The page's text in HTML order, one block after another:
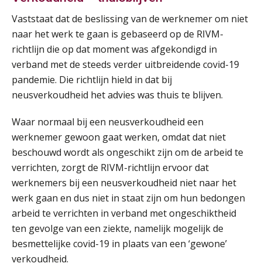
Vaststaat dat de beslissing van de werknemer om niet
naar het werk te gaan is gebaseerd op de RIVM-
richtlijn die op dat moment was afgekondigd in
verband met de steeds verder uitbreidende covid-19
pandemie. Die richtlijn hield in dat bij
neusverkoudheid het advies was thuis te blijven.
Waar normaal bij een neusverkoudheid een
werknemer gewoon gaat werken, omdat dat niet
beschouwd wordt als ongeschikt zijn om de arbeid te
verrichten, zorgt de RIVM-richtlijn ervoor dat
werknemers bij een neusverkoudheid niet naar het
werk gaan en dus niet in staat zijn om hun bedongen
arbeid te verrichten in verband met ongeschiktheid
ten gevolge van een ziekte, namelijk mogelijk de
besmettelijke covid-19 in plaats van een ‘gewone’
verkoudheid.
11
AUG
Markus Verbeek Praehep
14
AUG
HBO Programma Manager Payroll Services & Benefits
Markus Verbeek Praehep
AUG
Markus Verbeek Praehep
20
AUG
Module Loonheffingen PDL
Markus Verbeek Praehep
24
AUG
Module Loonheffingen VPS
Markus Verbeek Praehep
24
AUG
Summercourse Update loonheffingen en arbeidsrecht